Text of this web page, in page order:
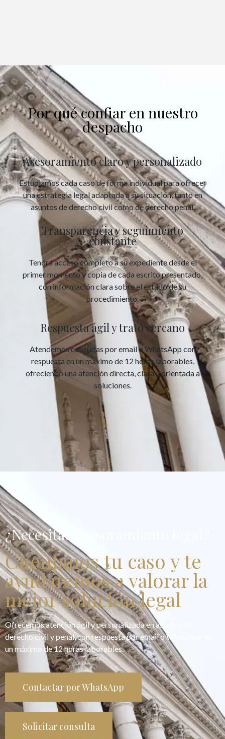
Por qué confiar en nuestro
despacho
Asesoramiento claro y personalizado
Estudiamos cada caso de forma individual para ofrecer
una estrategia legal adaptada a su situación, tanto en
asuntos de derecho civil como de derecho penal.
Transparencia y seguimiento
constante
Tendrá acceso completo a su expediente desde el
primer momento y copia de cada escrito presentado,
con información clara sobre el estado de su
procedimiento.
Respuesta ágil y trato cercano
Atendemos consultas por email o WhatsApp con
respuesta en un máximo de 12 horas laborables,
ofreciendo una atención directa, clara y orientada a
soluciones.
¿Necesitas asesoramiento legal?
Cuentanos tu caso y te
ayudaremos a valorar la
mejor solución legal
Ofrecemos atención ágil y personalizada en asuntos de
derecho civil y penal, con respuesta por email o WhatsApp en
un máximo de 12 horas laborables.
Contactar por WhatsApp
Solicitar consulta